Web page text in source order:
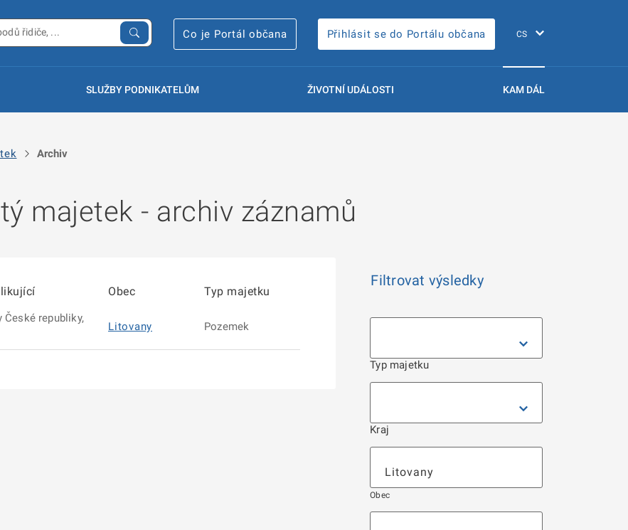
Co je Portál občana Přihlásit se do Portálu občana
SLUŽBY PODNIKATELŮM ŽIVOTNÍ UDÁLOSTI KAM DÁL
Archiv
majetek - archiv záznamů
Filtrovat výsledky
Typ majetku
Kraj
Obec
Obec Typ majetku
České republiky,
Litovany Pozemek